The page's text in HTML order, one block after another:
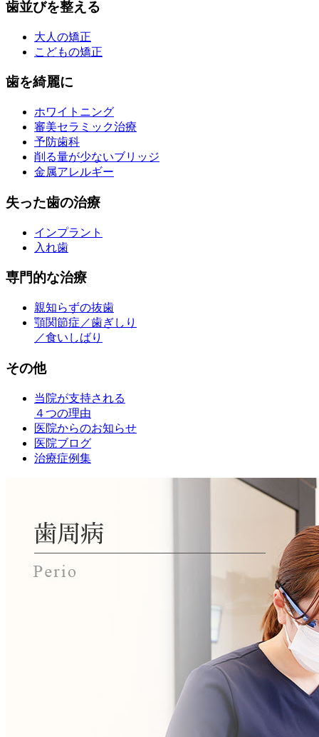
歯並びを整える
大人の矯正
こどもの矯正
歯を綺麗に
ホワイトニング
審美セラミック治療
予防歯科
削る量が少ないブリッジ
金属アレルギー
失った歯の治療
インプラント
入れ歯
専門的な治療
親知らずの抜歯
顎関節症／歯ぎしり
／食いしばり
その他
当院が支持される
４つの理由
医院からのお知らせ
医院ブログ
治療症例集